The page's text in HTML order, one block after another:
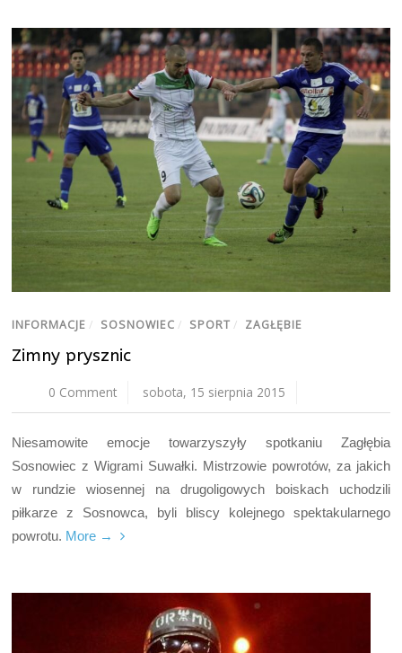
INFORMACJE / SOSNOWIEC / SPORT / ZAGŁĘBIE
Zimny prysznic
0 Comment sobota, 15 sierpnia 2015
Niesamowite emocje towarzyszyły spotkaniu Zagłębia
Sosnowiec z Wigrami Suwałki. Mistrzowie powrotów, za jakich
w rundzie wiosennej na drugoligowych boiskach uchodzili
piłkarze z Sosnowca, byli bliscy kolejnego spektakularnego
powrotu. More →